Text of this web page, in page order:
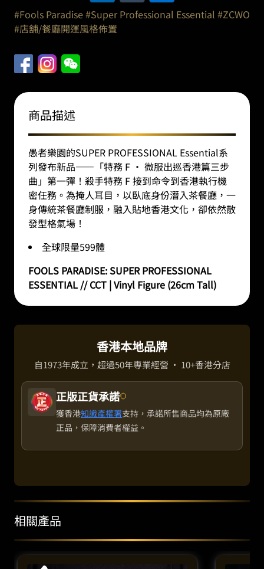
#Fools Paradise#Super Professional Essential #ZCWO
#店舖/餐廳開運風格佈置
商品描述
愚者樂園的SUPER PROFESSIONAL Essential系
列發布新品——「特務 F • 微服出巡香港篇三步
曲」第一彈！殺手特務 F 接到命令到香港執行機
密任務。為掩人耳目，以臥底身份潛入茶餐廳，一
身傳統茶餐廳制服，融入貼地香港文化，卻依然散
發型格氣場！
全球限量599體
FOOLS PARADISE:SUPER PROFESSIONAL
ESSENTIAL // CCT | Vinyl Figure (26cm Tall)
香港本地品牌
自1973年成立，超過50年專業經營 · 10+香港分店
正版正貨承諾
獲香港知識產權署支持，承諾所售商品均為原廠
正品，保障消費者權益。
相關產品